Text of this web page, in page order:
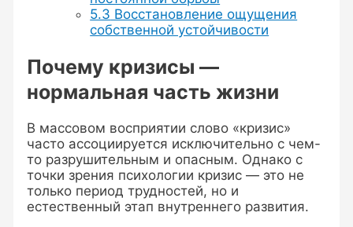
5.3 Восстановление ощущения
собственной устойчивости
Почему кризисы —
нормальная часть жизни
В массовом восприятии слово «кризис»
часто ассоциируется исключительно с чем-
то разрушительным и опасным. Однако с
точки зрения психологии кризис — это не
только период трудностей, но и
естественный этап внутреннего развития.